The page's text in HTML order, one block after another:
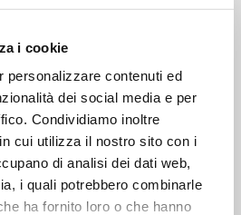
i cookie
personalizzare contenuti ed
dei social media e per
Condividiamo inoltre
cui utilizza il nostro sito con i
di analisi dei dati web,
i quali potrebbero combinarle
ha fornito loro o che hanno
differenziata
- Largamente riciclabile
riciclabile